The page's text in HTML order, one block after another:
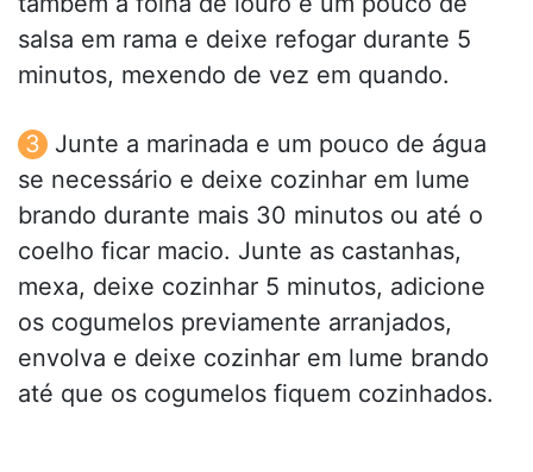
salsa em rama e deixe refogar durante 5
minutos, mexendo de vez em quando.
Junte a marinada e um pouco de água
se necessário e deixe cozinhar em lume
brando durante mais 30 minutos ou até o
coelho ficar macio. Junte as castanhas,
mexa, deixe cozinhar 5 minutos, adicione
os cogumelos previamente arranjados,
envolva e deixe cozinhar em lume brando
até que os cogumelos fiquem cozinhados.